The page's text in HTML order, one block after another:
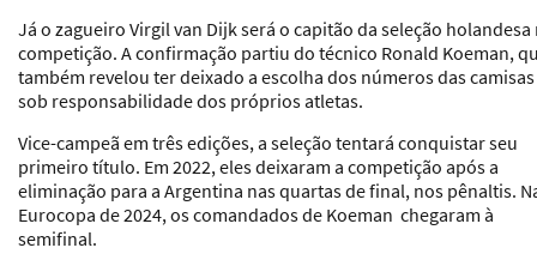
Já o zagueiro Virgil van Dijk será o capitão da seleção holandesa
competição. A confirmação partiu do técnico Ronald Koeman,
também revelou ter deixado a escolha dos números das camisas
sob responsabilidade dos próprios atletas.
Vice-campeã em três edições, a seleção tentará conquistar seu
primeiro título. Em 2022, eles deixaram a competição após a
eliminação para a Argentina nas quartas de final, nos pênaltis.
Eurocopa de 2024, os comandados de Koeman chegaram à
semifinal.